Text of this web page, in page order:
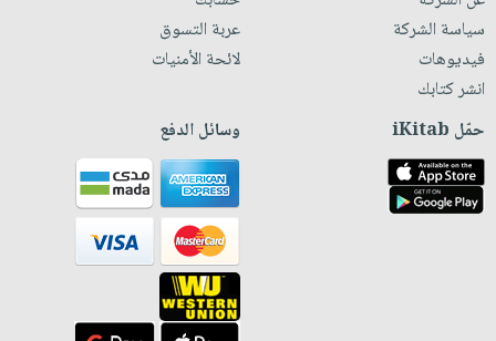
سياسة الشركة
فيديوهات
انشر كتابك
عربة التسوق
لائحة الأمنيات
حمّل iKitab وسائل الدفع